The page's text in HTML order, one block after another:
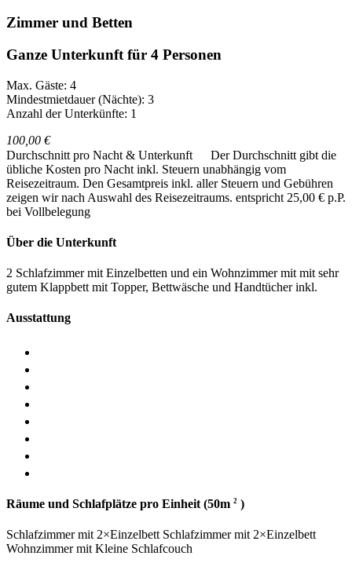
Zimmer und Betten
Ganze Unterkunft für 4 Personen
Max. Gäste: 4
Mindestmietdauer (Nächte): 3
Anzahl der Unterkünfte: 1
100,00 €
Durchschnitt pro Nacht & Unterkunft
Der Durchschnitt gibt die
übliche Kosten pro Nacht inkl. Steuern unabhängig vom
Reisezeitraum. Den Gesamtpreis inkl. aller Steuern und Gebühren
zeigen wir nach Auswahl des Reisezeitraums. entspricht 25,00 € p.P.
bei Vollbelegung
Über die Unterkunft
2 Schlafzimmer mit Einzelbetten und ein Wohnzimmer mit mit sehr
gutem Klappbett mit Topper, Bettwäsche und Handtücher inkl.
Ausstattung
Räume und Schlafplätze pro Einheit (50m 2 )
Schlafzimmermit2×Einzelbett Schlafzimmermit2×Einzelbett
WohnzimmermitKleine Schlafcouch